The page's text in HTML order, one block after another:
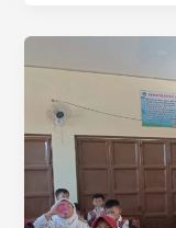
SKS!
Ini
Cara
Menerapkan
Spaced
Repetition
di